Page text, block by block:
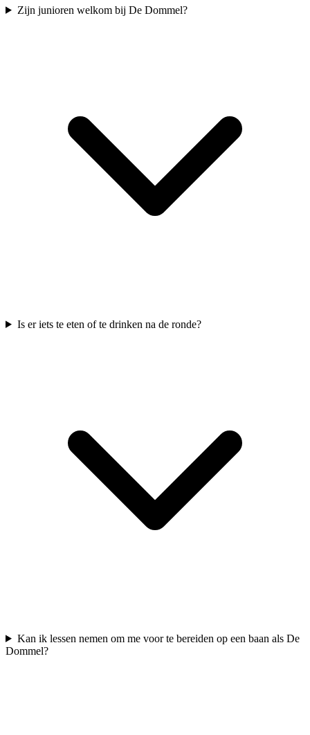
Zijn junioren welkom bij De Dommel?
Is er iets te eten of te drinken na de ronde?
Kan ik lessen nemen om me voor te bereiden op een baan als De
Dommel?